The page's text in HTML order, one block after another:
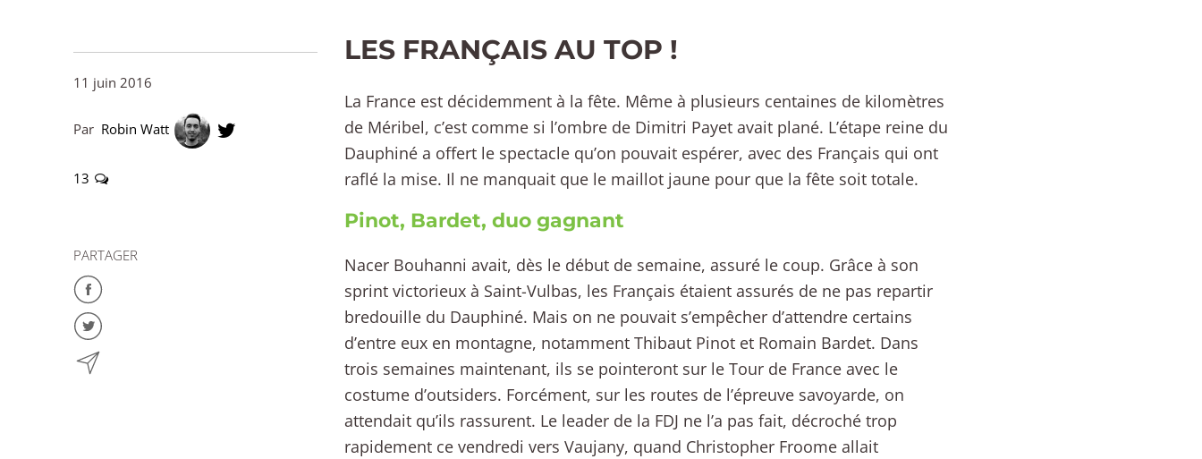
11 juin 2016
Par Robin Watt
13
PARTAGER
LES FRANÇAIS AU TOP !
La France est décidemment à la fête. Même à plusieurs centaines de kilomètres
de Méribel, c’est comme si l’ombre de Dimitri Payet avait plané. L’étape reine du
Dauphiné a offert le spectacle qu’on pouvait espérer, avec des Français qui ont
raflé la mise. Il ne manquait que le maillot jaune pour que la fête soit totale.
Pinot, Bardet, duo gagnant
Nacer Bouhanni avait, dès le début de semaine, assuré le coup. Grâce à son
sprint victorieux à Saint-Vulbas, les Français étaient assurés de ne pas repartir
bredouille du Dauphiné. Mais on ne pouvait s’empêcher d’attendre certains
d’entre eux en montagne, notamment Thibaut Pinot et Romain Bardet. Dans
trois semaines maintenant, ils se pointeront sur le Tour de France avec le
costume d’outsiders. Forcément, sur les routes de l’épreuve savoyarde, on
attendait qu’ils rassurent. Le leader de la FDJ ne l’a pas fait, décroché trop
rapidement ce vendredi vers Vaujany, quand Christopher Froome allait